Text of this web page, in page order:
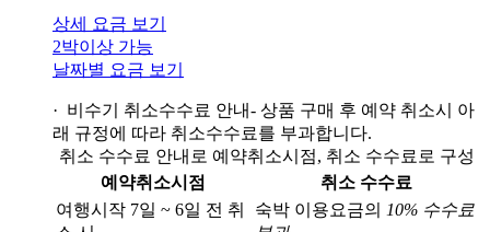
상세 요금 보기
2박이상 가능
날짜별 요금 보기
· 비수기 취소수수료 안내- 상품 구매 후 예약 취소시 아
래 규정에 따라 취소수수료를 부과합니다.
취소 수수료 안내로 예약취소시점, 취소 수수료로 구성
예약취소시점
취소 수수료
여행시작 7일 ~ 6일 전 취
숙박 이용요금의 10% 수수료